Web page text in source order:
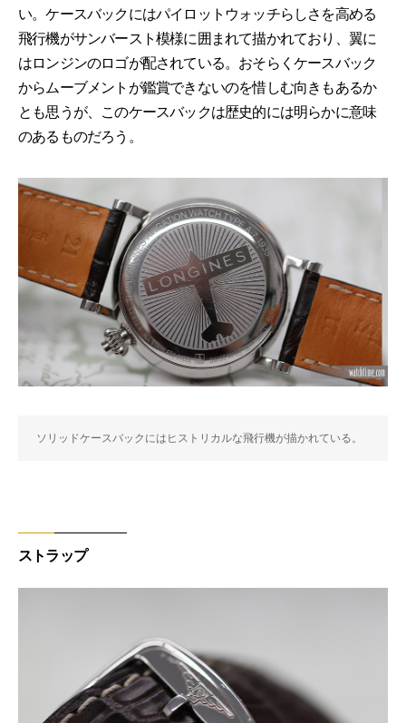
い。ケースバックにはパイロットウォッチらしさを高める
飛行機がサンバースト模様に囲まれて描かれており、翼に
はロンジンのロゴが配されている。おそらくケースバック
からムーブメントが鑑賞できないのを惜しむ向きもあるか
とも思うが、このケースバックは歴史的には明らかに意味
のあるものだろう。
ソリッドケースバックにはヒストリカルな飛行機が描かれている。
ストラップ